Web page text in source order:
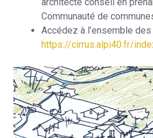
Communauté de
Accédez à l’ensemble
https://cirrus.alpi40.fr/